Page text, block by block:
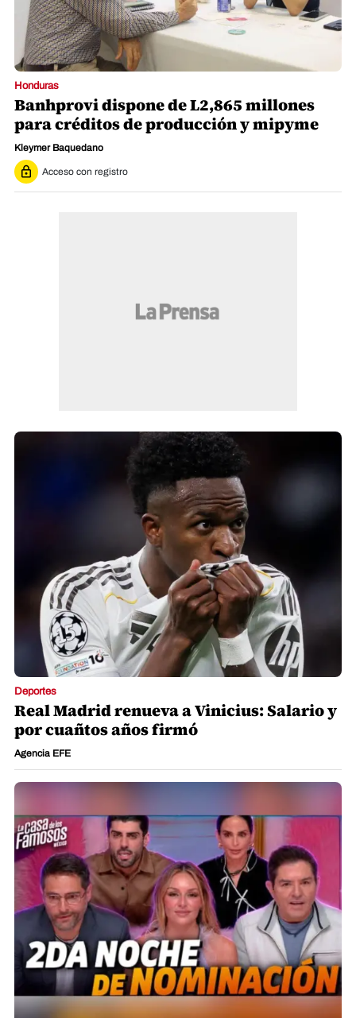
Honduras
Banhprovi dispone de L2,865 millones
para créditos de producción y mipyme
Kleymer Baquedano
Acceso con registro
Deportes
Real Madrid renueva a Vinicius: Salario y
por cuañtos años firmó
Agencia EFE